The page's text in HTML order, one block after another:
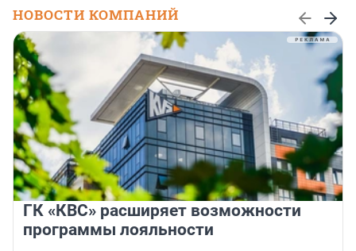
НОВОСТИ КОМПАНИЙ
ГК «КВС» расширяет возможности
программы лояльности